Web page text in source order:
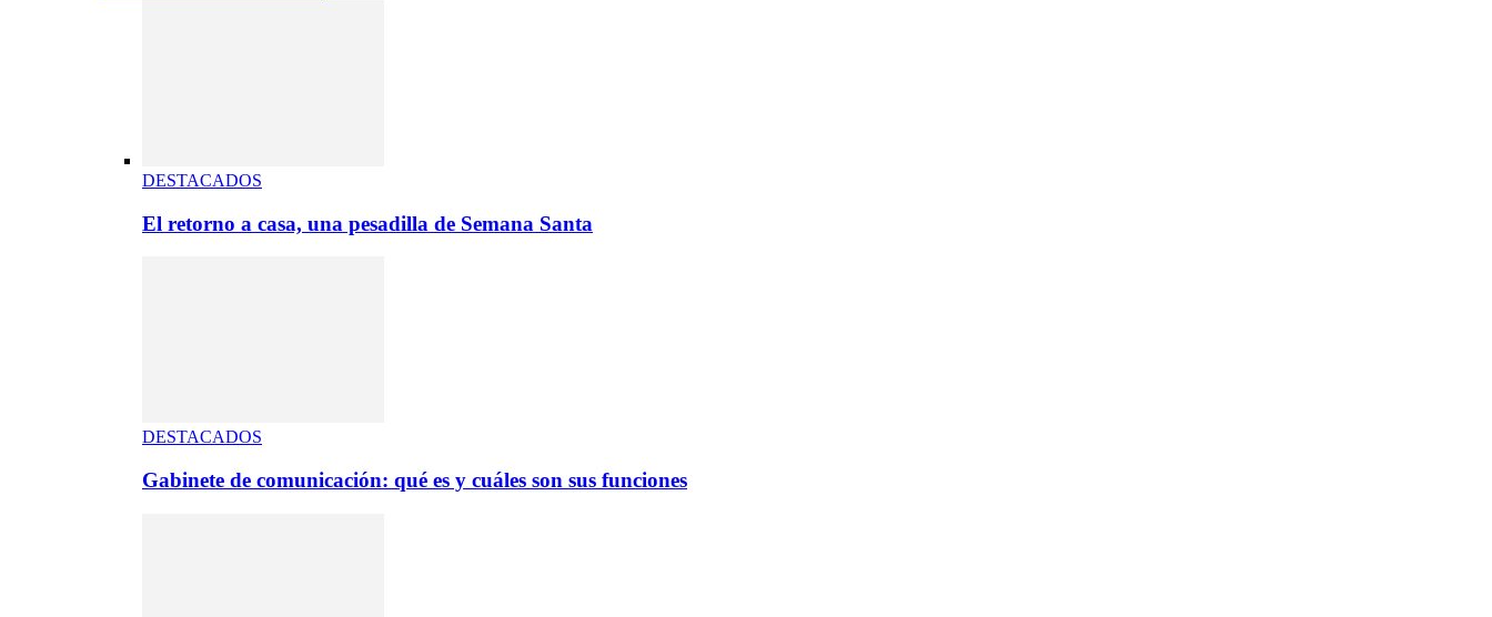
DESTACADOS
El retorno a casa, una pesadilla de Semana Santa
DESTACADOS
Gabinete de comunicación: qué es y cuáles son sus funciones